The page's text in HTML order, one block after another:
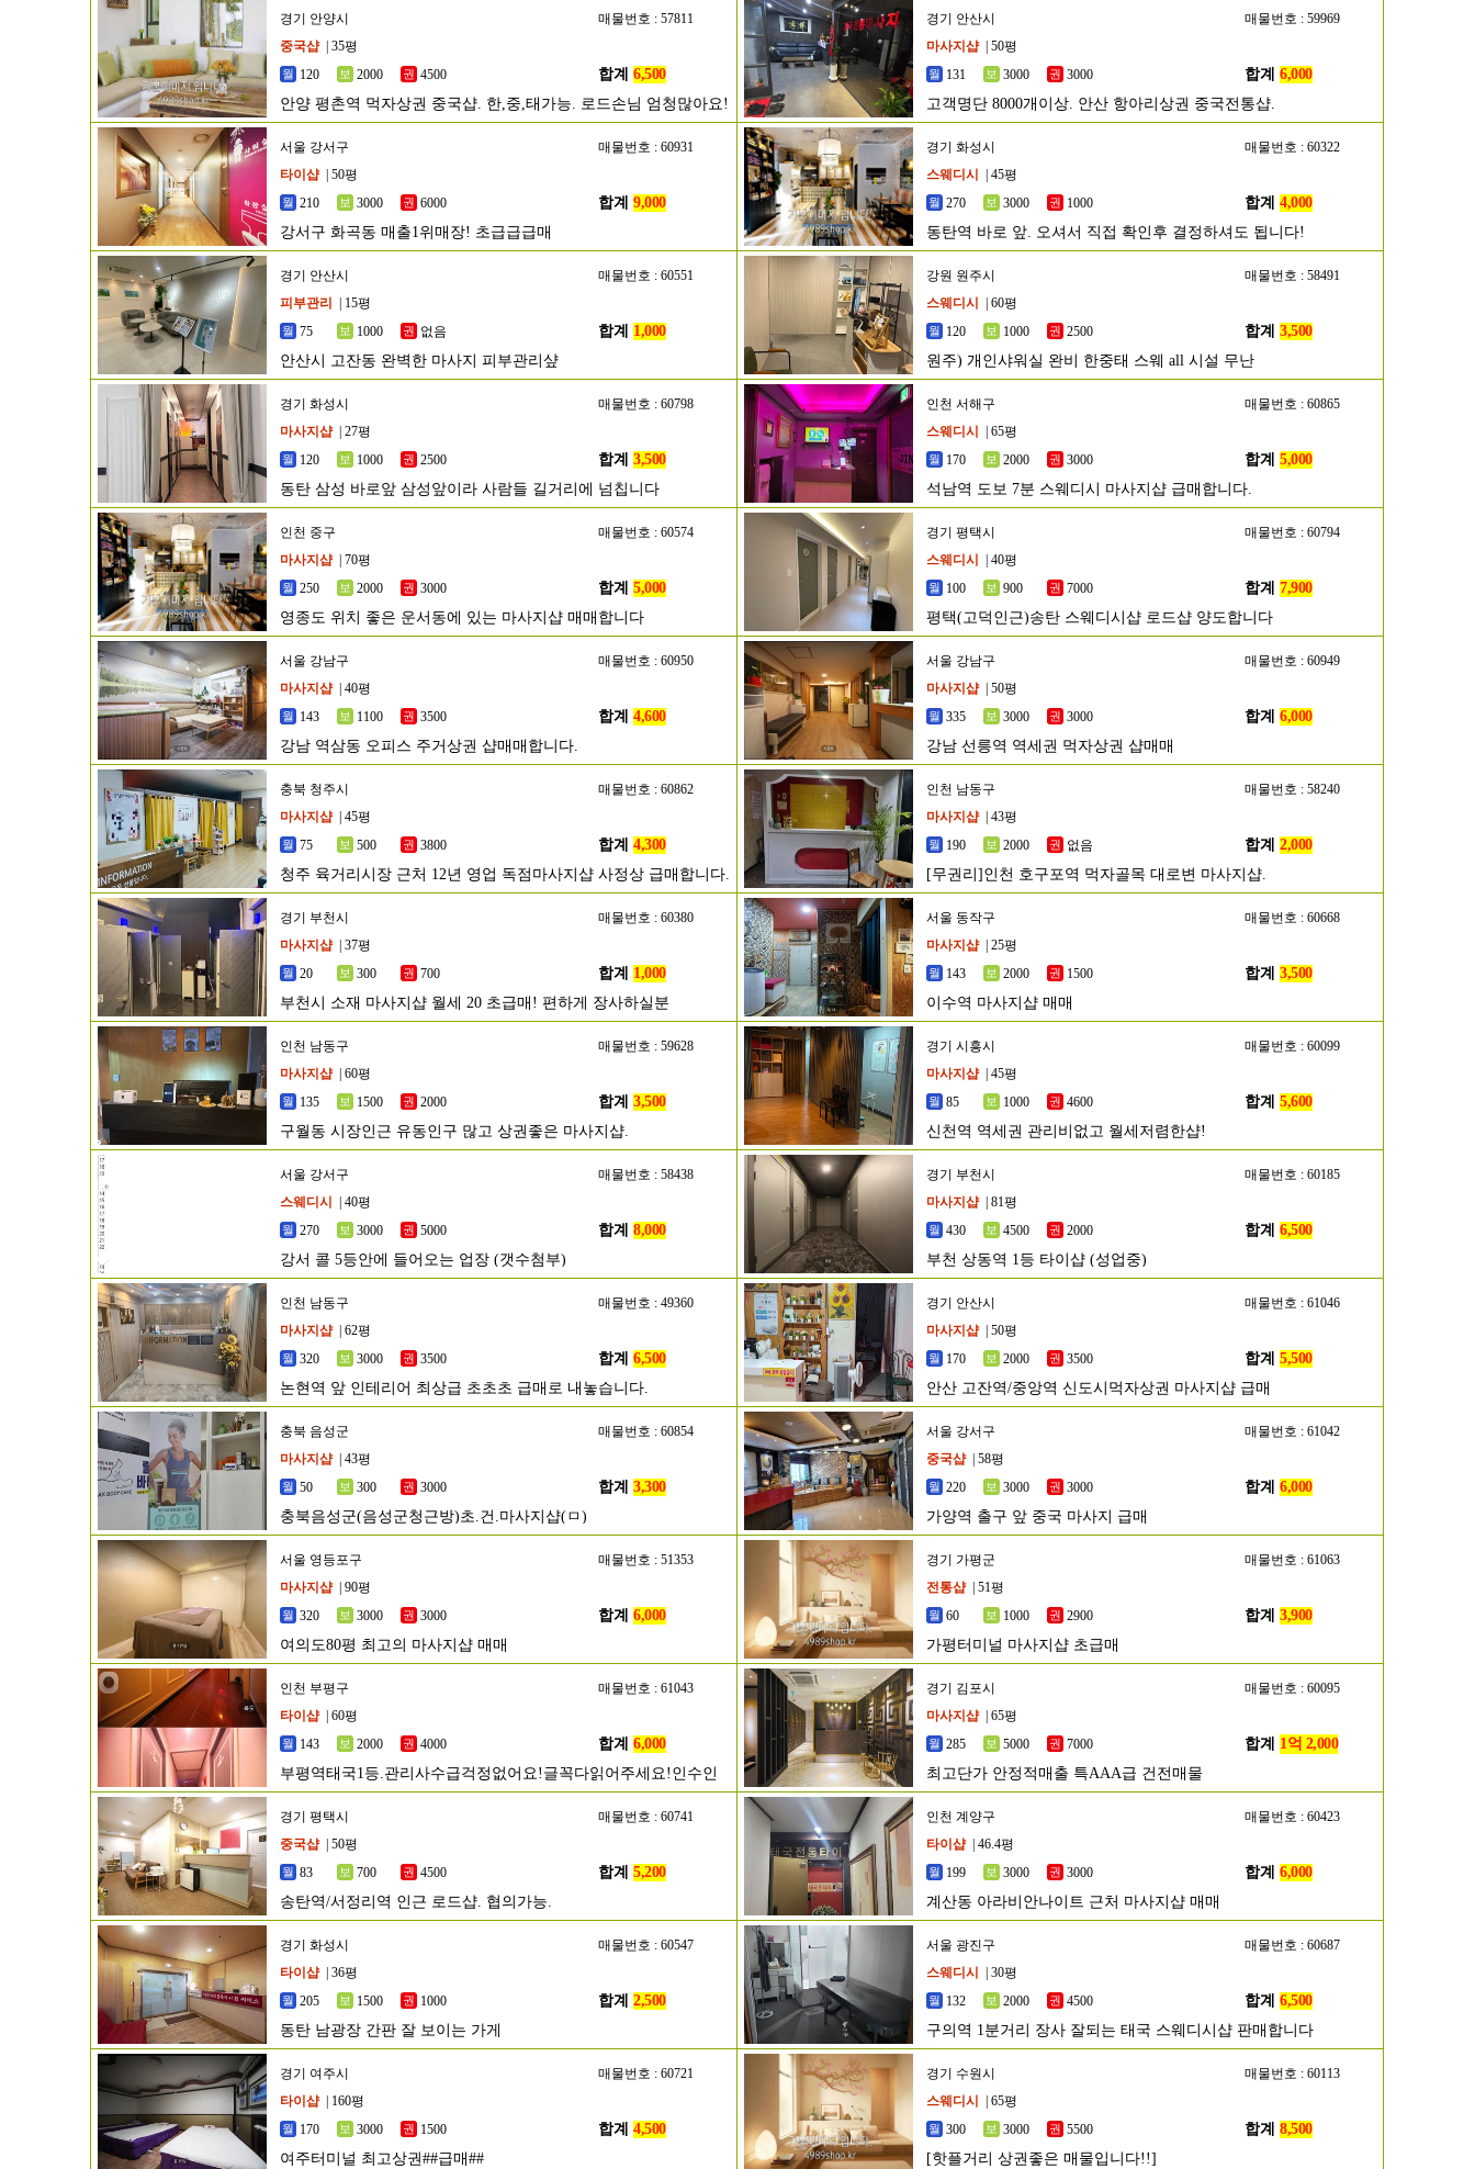
경기 안양시
매물번호 : 57811
중국샵
| 35평
120
2000 4500 합계 6,500
안양 평촌역 먹자상권 중국샵. 한,중,태가능. 로드손님 엄청많아요!
경기 안산시
매물번호 : 59969
마사지샵
| 50평
131
3000 3000 합계 6,000
고객명단 8000개이상. 안산 항아리상권 중국전통샵.
서울 강서구
매물번호 : 60931
타이샵
| 50평
210
3000 6000 합계 9,000
강서구 화곡동 매출1위매장! 초급급급매
경기 화성시
매물번호 : 60322
스웨디시
| 45평
270
3000 1000 합계 4,000
동탄역 바로 앞. 오셔서 직접 확인후 결정하셔도 됩니다!
경기 안산시
매물번호 : 60551
피부관리
| 15평
75
1000 없음 합계 1,000
안산시 고잔동 완벽한 마사지 피부관리샾
강원 원주시
매물번호 : 58491
스웨디시
| 60평
120
1000 2500 합계 3,500
원주) 개인샤워실 완비 한중태 스웨 all 시설 무난
경기 화성시
매물번호 : 60798
마사지샵
| 27평
120
1000 2500 합계 3,500
동탄 삼성 바로앞 삼성앞이라 사람들 길거리에 넘칩니다
인천 서해구
매물번호 : 60865
스웨디시
| 65평
170
2000 3000 합계 5,000
석남역 도보 7분 스웨디시 마사지샵 급매합니다.
인천 중구
매물번호 : 60574
마사지샵
| 70평
250
2000 3000 합계 5,000
영종도 위치 좋은 운서동에 있는 마사지샵 매매합니다
경기 평택시
매물번호 : 60794
스웨디시
| 40평
100
900 7000 합계 7,900
평택(고덕인근)송탄 스웨디시샵 로드샵 양도합니다
서울 강남구
매물번호 : 60950
마사지샵
| 40평
143
1100 3500 합계 4,600
강남 역삼동 오피스 주거상권 샵매매합니다.
서울 강남구
매물번호 : 60949
마사지샵
| 50평
335
3000 3000 합계 6,000
강남 선릉역 역세권 먹자상권 샵매매
충북 청주시
매물번호 : 60862
마사지샵
| 45평
75
500 3800 합계 4,300
청주 육거리시장 근처 12년 영업 독점마사지샵 사정상 급매합니다.
인천 남동구
매물번호 : 58240
마사지샵
| 43평
190
2000 없음 합계 2,000
[무권리]인천 호구포역 먹자골목 대로변 마사지샵.
경기 부천시
매물번호 : 60380
마사지샵
| 37평
20
300 700 합계 1,000
부천시 소재 마사지샵 월세 20 초급매! 편하게 장사하실분
서울 동작구
매물번호 : 60668
마사지샵
| 25평
143
2000 1500 합계 3,500
이수역 마사지샵 매매
인천 남동구
매물번호 : 59628
마사지샵
| 60평
135
1500 2000 합계 3,500
구월동 시장인근 유동인구 많고 상권좋은 마사지샵.
경기 시흥시
매물번호 : 60099
마사지샵
| 45평
85
1000 4600 합계 5,600
신천역 역세권 관리비없고 월세저렴한샵!
서울 강서구
매물번호 : 58438
스웨디시
| 40평
270
3000 5000 합계 8,000
강서 콜 5등안에 들어오는 업장 (갯수첨부)
경기 부천시
매물번호 : 60185
마사지샵
| 81평
430
4500 2000 합계 6,500
부천 상동역 1등 타이샵 (성업중)
인천 남동구
매물번호 : 49360
마사지샵
| 62평
320
3000 3500 합계 6,500
논현역 앞 인테리어 최상급 초초초 급매로 내놓습니다.
경기 안산시
매물번호 : 61046
마사지샵
| 50평
170
2000 3500 합계 5,500
안산 고잔역/중앙역 신도시먹자상권 마사지샵 급매
충북 음성군
매물번호 : 60854
마사지샵
| 43평
50
300 3000 합계 3,300
충북음성군(음성군청근방)초.건.마사지샵(ㅁ)
서울 강서구
매물번호 : 61042
중국샵
| 58평
220
3000 3000 합계 6,000
가양역 출구 앞 중국 마사지 급매
서울 영등포구
매물번호 : 51353
마사지샵
| 90평
320
3000 3000 합계 6,000
여의도80평 최고의 마사지샵 매매
경기 가평군
매물번호 : 61063
전통샵
| 51평
60
1000 2900 합계 3,900
가평터미널 마사지샵 초급매
인천 부평구
매물번호 : 61043
타이샵
| 60평
143
2000 4000 합계 6,000
부평역태국1등.관리사수급걱정없어요!글꼭다읽어주세요!인수인
계확실합니다
경기 김포시
매물번호 : 60095
마사지샵
| 65평
285
5000 7000 합계 1억 2,000
최고단가 안정적매출 특AAA급 건전매물
경기 평택시
매물번호 : 60741
중국샵
| 50평
83
700 4500 합계 5,200
송탄역/서정리역 인근 로드샵. 협의가능.
인천 계양구
매물번호 : 60423
타이샵
| 46.4평
199
3000 3000 합계 6,000
계산동 아라비안나이트 근처 마사지샵 매매
경기 화성시
매물번호 : 60547
타이샵
| 36평
205
1500 1000 합계 2,500
동탄 남광장 간판 잘 보이는 가게
서울 광진구
매물번호 : 60687
스웨디시
| 30평
132
2000 4500 합계 6,500
구의역 1분거리 장사 잘되는 태국 스웨디시샵 판매합니다
경기 여주시
매물번호 : 60721
타이샵
| 160평
170
3000 1500 합계 4,500
여주터미널 최고상권##급매##
경기 수원시
매물번호 : 60113
스웨디시
| 65평
300
3000 5500 합계 8,500
[핫플거리 상권좋은 매물입니다!!]